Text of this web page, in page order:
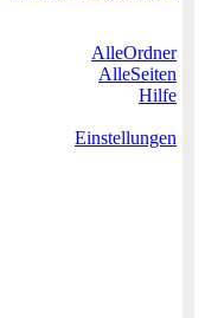
AlleOrdner
AlleSeiten
Hilfe
Einstellungen